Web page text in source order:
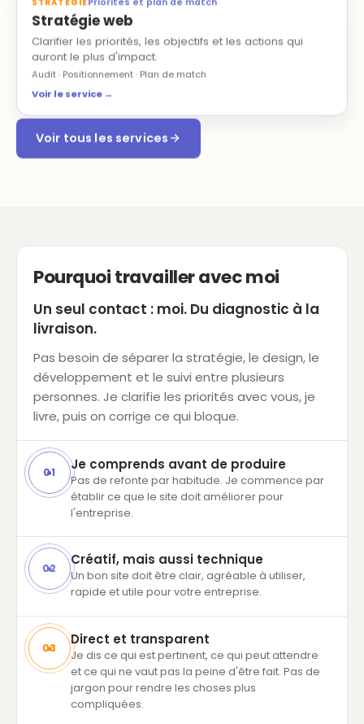
Stratégie web
Clarifier les priorités, les objectifs et les actions qui
auront le plus d'impact.
Audit · Positionnement · Plan de match
Voir le service →
Voir tous les services
Pourquoi travailler avec moi
Un seul contact : moi. Du diagnostic à la
livraison.
Pas besoin de séparer la stratégie, le design, le
développement et le suivi entre plusieurs
personnes. Je clarifie les priorités avec vous, je
livre, puis on corrige ce qui bloque.
01
Je comprends avant de produire
Pas de refonte par habitude. Je commence par
établir ce que le site doit améliorer pour
l'entreprise.
02
Créatif, mais aussi technique
Un bon site doit être clair, agréable à utiliser,
rapide et utile pour votre entreprise.
03
Direct et transparent
Je dis ce qui est pertinent, ce qui peut attendre
et ce qui ne vaut pas la peine d'être fait. Pas de
jargon pour rendre les choses plus
compliquées.